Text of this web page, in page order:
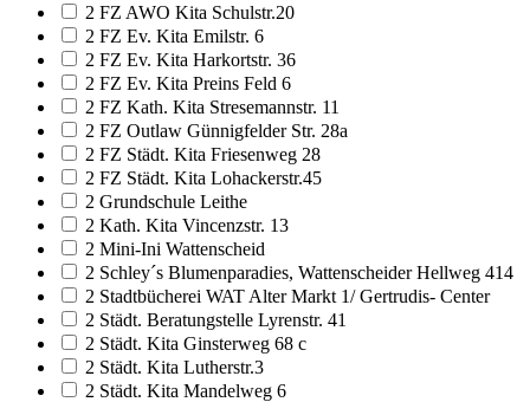
2 FZ AWO Kita Schulstr.20
2 FZ Ev. Kita Emilstr. 6
2 FZ Ev. Kita Harkortstr. 36
2 FZ Ev. Kita Preins Feld 6
2 FZ Kath. Kita Stresemannstr. 11
2 FZ Outlaw Günnigfelder Str. 28a
2 FZ Städt. Kita Friesenweg 28
2 FZ Städt. Kita Lohackerstr.45
2 Grundschule Leithe
2 Kath. Kita Vincenzstr. 13
2 Mini-Ini Wattenscheid
2 Schley´s Blumenparadies, Wattenscheider Hellweg 414
2 Stadtbücherei WAT Alter Markt 1/ Gertrudis- Center
2 Städt. Beratungstelle Lyrenstr. 41
2 Städt. Kita Ginsterweg 68 c
2 Städt. Kita Lutherstr.3
2 Städt. Kita Mandelweg 6